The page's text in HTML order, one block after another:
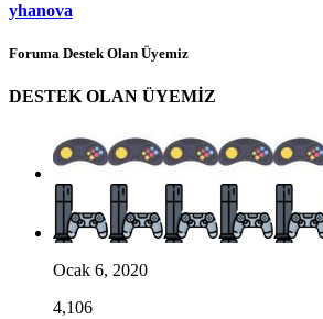
yhanova
Foruma Destek Olan Üyemiz
DESTEK OLAN ÜYEMİZ
Ocak 6, 2020
4,106